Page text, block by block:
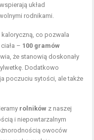
wspierają układ
rodnikami.
kaloryczną, co pozwala
– 100 gramów
że stanowią doskonały
Dodatkowo
poczuciu sytości, ale także
rolników z naszej
i niepowtarzalnym
owoców